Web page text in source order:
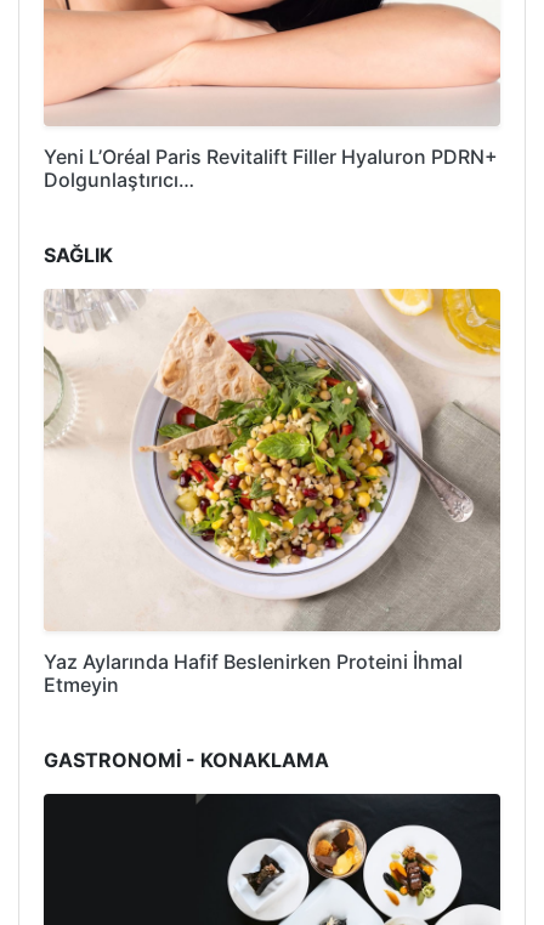
Yeni L’Oréal Paris Revitalift Filler Hyaluron PDRN+
Dolgunlaştırıcı…
SAĞLIK
Yaz Aylarında Hafif Beslenirken Proteini İhmal
Etmeyin
GASTRONOMİ - KONAKLAMA